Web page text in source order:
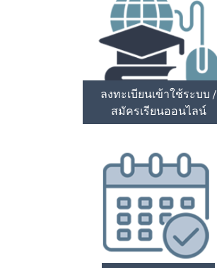
ลงทะเบียนเข้าใช้ระบบ /
สมัครเรียนออนไลน์